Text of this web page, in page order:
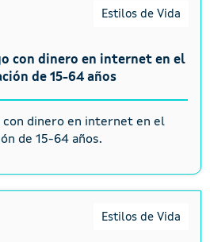
Estilos de Vida
con dinero en internet en el
de 15-64 años
con dinero en internet en el
de 15-64 años.
Estilos de Vida